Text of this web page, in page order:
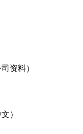
资料）
）